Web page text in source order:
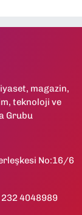
magazin,
teknoloji ve
Grubu
No:16/6
232 4048989